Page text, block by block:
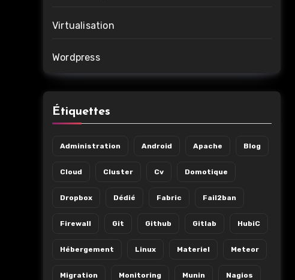
Virtualisation
Wordpress
Étiquettes
Administration Android Apache Blog
Cloud Cluster Cv Domotique
Dropbox Dédié Fabric Fail2ban
Firewall Git Github Gitlab HubiC
Hébergement Linux Materiel Meteor
Migration Monitoring Munin Nagios